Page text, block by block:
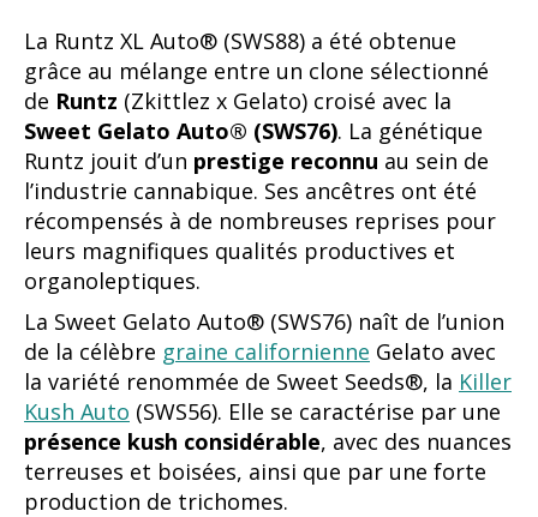
La Runtz XL Auto® (SWS88) a été obtenue
grâce au mélange entre un clone sélectionné
de Runtz (Zkittlez x Gelato) croisé avec la
Sweet Gelato Auto® (SWS76). La génétique
Runtz jouit d’un prestige reconnu au sein de
l’industrie cannabique. Ses ancêtres ont été
récompensés à de nombreuses reprises pour
leurs magnifiques qualités productives et
organoleptiques.
La Sweet Gelato Auto® (SWS76) naît de l’union
de la célèbre graine californienne Gelato avec
la variété renommée de Sweet Seeds®, la Killer
Kush Auto (SWS56). Elle se caractérise par une
présence kush considérable, avec des nuances
terreuses et boisées, ainsi que par une forte
production de trichomes.